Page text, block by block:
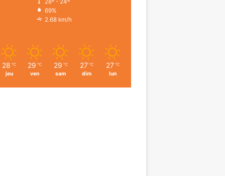
69%
2.68 km/h
28 ℃
jeu
29 ℃
ven
29 ℃
sam
27 ℃
dim
27 ℃
lun